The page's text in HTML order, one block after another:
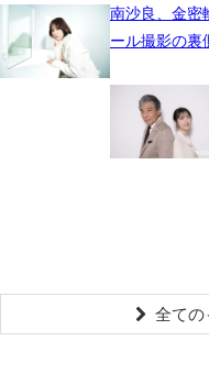
南沙良、金
ール撮影の裏
全て